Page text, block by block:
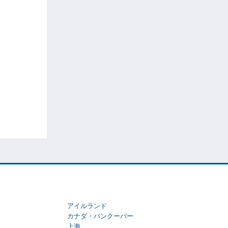
アイルランド
カナダ・バンクーバー
上海